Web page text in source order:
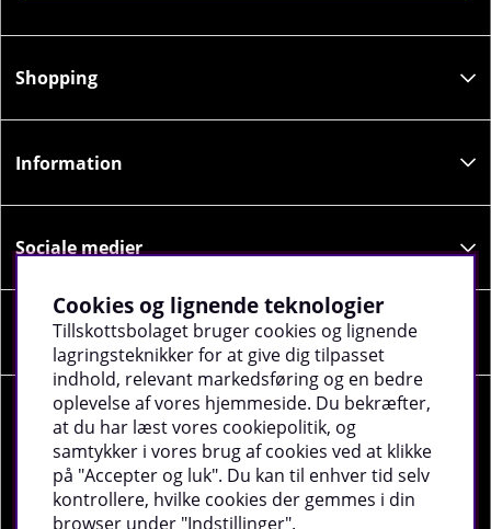
Shopping
Information
Sociale medier
Virksomhedsoplysninger
©2026 tillskottsbolaget.dk. Vi bruger cookies -Læs
mere.
Cookies og lignende teknologier
Tillskottsbolaget bruger cookies og lignende
lagringsteknikker for at give dig tilpasset
indhold, relevant markedsføring og en bedre
oplevelse af vores hjemmeside. Du bekræfter,
at du har læst vores cookiepolitik, og
samtykker i vores brug af cookies ved at klikke
på "Accepter og luk". Du kan til enhver tid selv
kontrollere, hvilke cookies der gemmes i din
browser under "Indstillinger".